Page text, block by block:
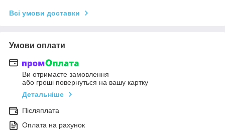
Всі умови доставки
Умови оплати
Ви отримаєте замовлення
або гроші повернуться на вашу картку
Детальніше
Післяплата
Оплата на рахунок